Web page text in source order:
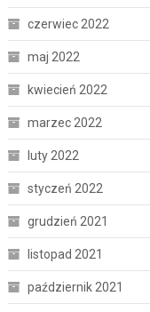
czerwiec 2022
maj 2022
kwiecień 2022
marzec 2022
luty 2022
styczeń 2022
grudzień 2021
listopad 2021
październik 2021